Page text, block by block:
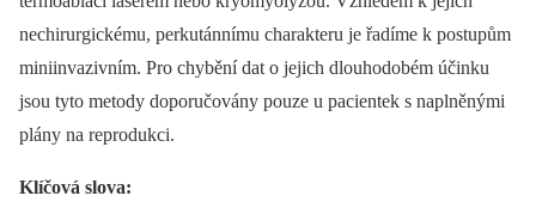
nechirurgickému, perkutánnímu charakteru je řadíme k postupům
miniinvazivním. Pro chybění dat o jejich dlouhodobém účinku
jsou tyto metody doporučovány pouze u pacientek s naplněnými
plány na reprodukci.
Klíčová slova: